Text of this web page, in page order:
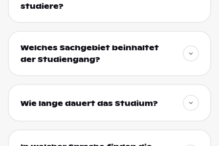
studiere?
Welches Sachgebiet beinhaltet
der Studiengang?
Wie lange dauert das Studium?